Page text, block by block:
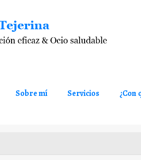
Sobre mí Servicios ¿Con